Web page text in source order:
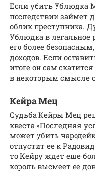
Если убить Ублюдка
последствии займет
облик преступника.
Ублюдка в легальное
его более
доходов. Если
итоге он сам
в некоторым смысле
Кейра Мец
Судьба Кейры Мец
квеста «Последняя
может убить
отпустит ее к
то Кейру ждет еще
король высмеет ее